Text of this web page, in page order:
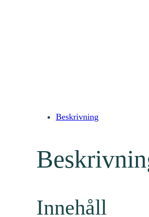
Beskrivning
Innehåll